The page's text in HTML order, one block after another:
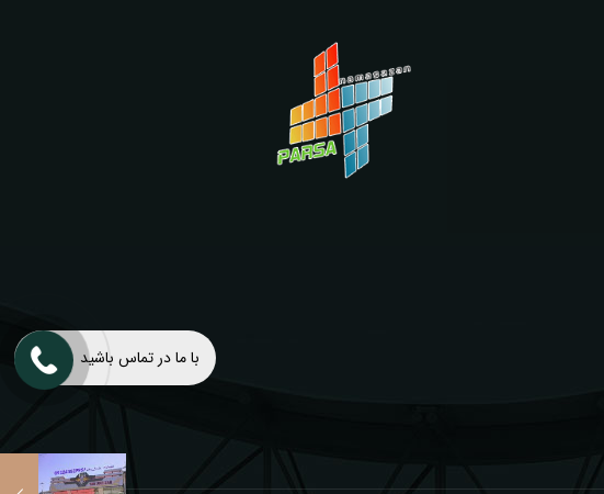
با ما در تماس باشید